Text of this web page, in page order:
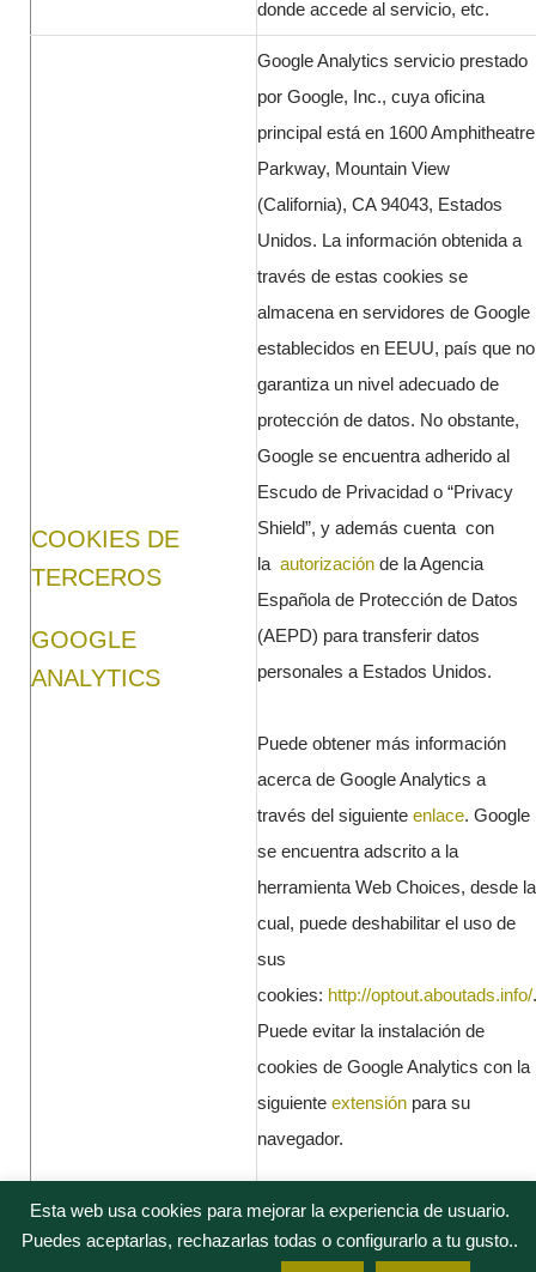
donde accede al servicio, etc.
COOKIES DE
TERCEROS
GOOGLE
ANALYTICS
Google Analytics servicio prestado
por Google, Inc., cuya oficina
principal está en 1600 Amphitheatre
Parkway, Mountain View
(California), CA 94043, Estados
Unidos. La información obtenida a
través de estas cookies se
almacena en servidores de Google
establecidos en EEUU, país que no
garantiza un nivel adecuado de
protección de datos. No obstante,
Google se encuentra adherido al
Escudo de Privacidad o “Privacy
Shield”, y además cuenta con
la autorización de la Agencia
Española de Protección de Datos
(AEPD) para transferir datos
personales a Estados Unidos.
Puede obtener más información
acerca de Google Analytics a
través del siguiente enlace. Google
se encuentra adscrito a la
herramienta Web Choices, desde la
cual, puede deshabilitar el uso de
sus
cookies: http://optout.aboutads.info/.
Puede evitar la instalación de
cookies de Google Analytics con la
siguiente extensión para su
navegador.
Más info en el siguiente enlace de
Google
Esta web usa cookies para mejorar la experiencia de usuario.
Puedes aceptarlas, rechazarlas todas o configurarlo a tu gusto..